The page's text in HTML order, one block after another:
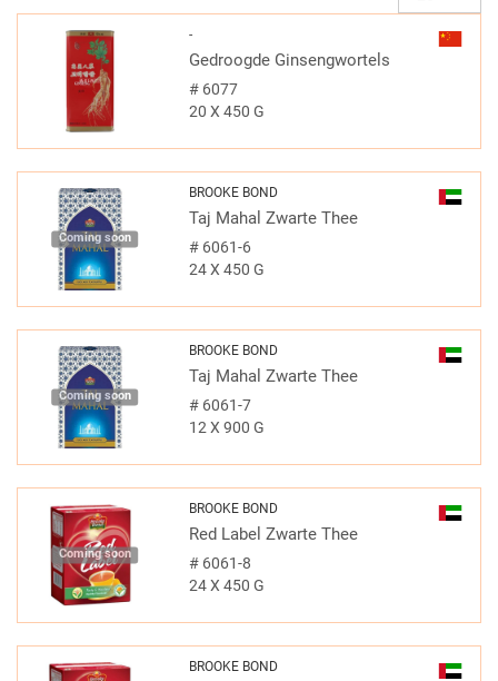
-
Gedroogde Ginsengwortels
#6077
20 X 450 G
Coming soon
BROOKE BOND
Taj Mahal Zwarte Thee
#6061-6
24 X 450 G
Coming soon
BROOKE BOND
Taj Mahal Zwarte Thee
#6061-7
12 X 900 G
Coming soon
BROOKE BOND
Red Label Zwarte Thee
#6061-8
24 X 450 G
BROOKE BOND